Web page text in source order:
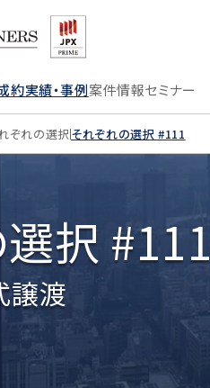
約実績・事例案件情報セミナー
ぞれの選択それぞれの選択 #111
択 #111
譲渡